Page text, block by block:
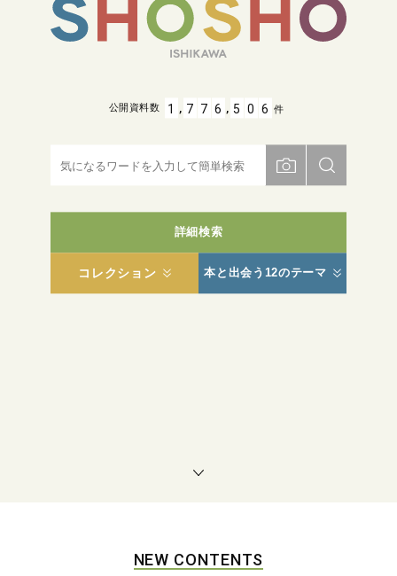
詳細検索
コレクション 本と出会う12のテーマ
公開資料数 1 , 7 7 6 , 5 0 6 件
NEW CONTENTS